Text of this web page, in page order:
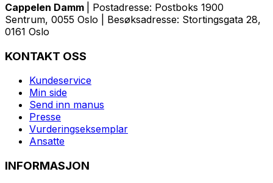
Cappelen Damm
| Postadresse: Postboks 1900
Sentrum, 0055 Oslo | Besøksadresse: Stortingsgata 28,
0161 Oslo
KONTAKT OSS
Kundeservice
Min side
Send inn manus
Presse
Vurderingseksemplar
Ansatte
INFORMASJON